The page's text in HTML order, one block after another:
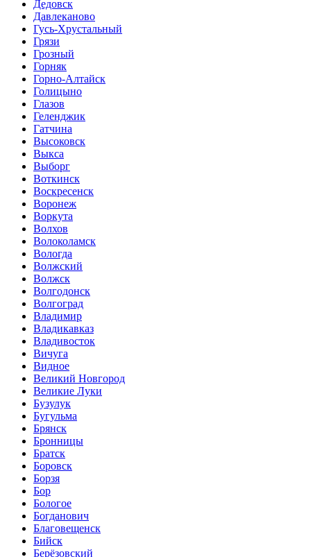
Дедовск
Давлеканово
Гусь-Хрустальный
Грязи
Грозный
Горняк
Горно-Алтайск
Голицыно
Глазов
Геленджик
Гатчина
Высоковск
Выкса
Выборг
Воткинск
Воскресенск
Воронеж
Воркута
Волхов
Волоколамск
Вологда
Волжский
Волжск
Волгодонск
Волгоград
Владимир
Владикавказ
Владивосток
Вичуга
Видное
Великий Новгород
Великие Луки
Бузулук
Бугульма
Брянск
Бронницы
Братск
Боровск
Борзя
Бор
Бологое
Богданович
Благовещенск
Бийск
Берёзовский